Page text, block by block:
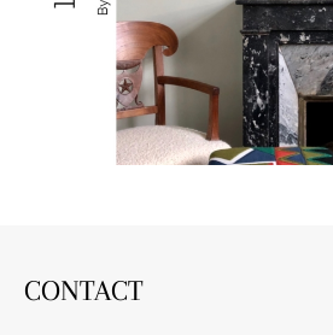
CONTACT